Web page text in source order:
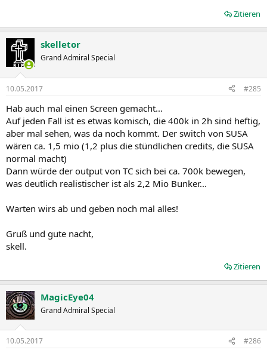
Zitieren
skelletor
Grand Admiral Special
10.05.2017 #285
Hab auch mal einen Screen gemacht...
Auf jeden Fall ist es etwas komisch, die 400k in 2h sind heftig,
aber mal sehen, was da noch kommt. Der switch von SUSA
wären ca. 1,5 mio (1,2 plus die stündlichen credits, die SUSA
normal macht)
Dann würde der output von TC sich bei ca. 700k bewegen,
was deutlich realistischer ist als 2,2 Mio Bunker...
Warten wirs ab und geben noch mal alles!
Gruß und gute nacht,
skell.
Zitieren
MagicEye04
Grand Admiral Special
10.05.2017 #286